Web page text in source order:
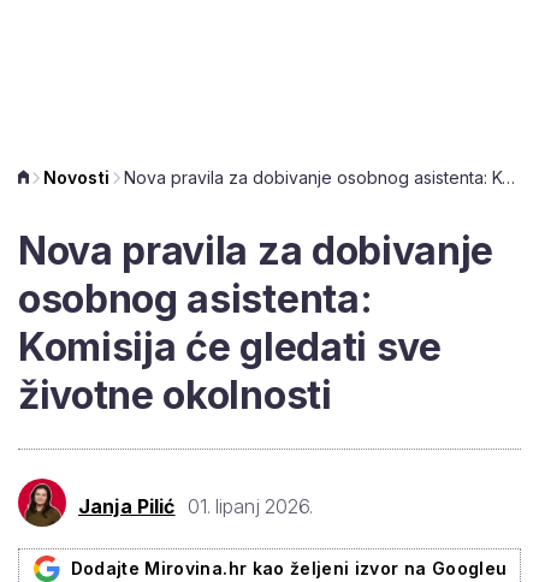
Novosti Nova pravila za dobivanje osobnog asistenta: Komisija će gledati sve životne okolnosti
Nova pravila za dobivanje
osobnog asistenta:
Komisija će gledati sve
životne okolnosti
Janja Pilić 01. lipanj 2026.
Dodajte Mirovina.hr kao željeni izvor na Googleu